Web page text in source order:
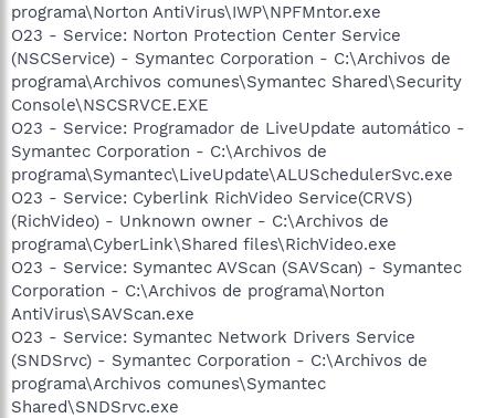
programa\Norton AntiVirus\IWP\NPFMntor.exe
O23 - Service: Norton Protection Center Service
(NSCService) - Symantec Corporation - C:\Archivos de
programa\Archivos comunes\Symantec Shared\Security
Console\NSCSRVCE.EXE
O23 - Service: Programador de LiveUpdate automático -
Symantec Corporation - C:\Archivos de
programa\Symantec\LiveUpdate\ALUSchedulerSvc.exe
O23 - Service: Cyberlink RichVideo Service(CRVS)
(RichVideo) - Unknown owner - C:\Archivos de
programa\CyberLink\Shared files\RichVideo.exe
O23 - Service: Symantec AVScan (SAVScan) - Symantec
Corporation - C:\Archivos de programa\Norton
AntiVirus\SAVScan.exe
O23 - Service: Symantec Network Drivers Service
(SNDSrvc) - Symantec Corporation - C:\Archivos de
programa\Archivos comunes\Symantec
Shared\SNDSrvc.exe